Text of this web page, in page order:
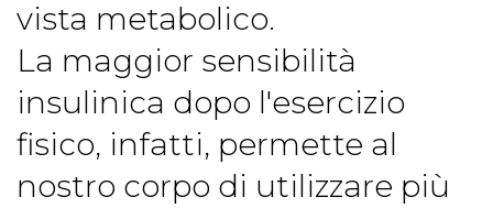
vista metabolico.
La maggior sensibilità
insulinica dopo l'esercizio
fisico, infatti, permette al
nostro corpo di utilizzare più